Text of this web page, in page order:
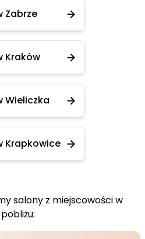
Zabrze
Kraków
Wieliczka
Krapkowice
salony z miejscowości w
pobliżu: